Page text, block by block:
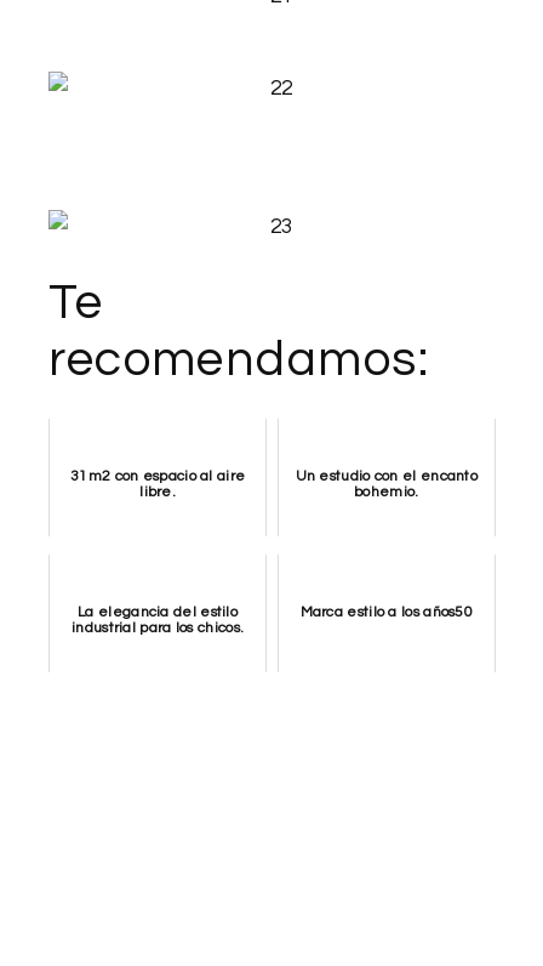
Te
recomendamos:
31m2 con espacio al aire
libre.
Un estudio con el encanto
bohemio.
La elegancia del estilo
industrial para los chicos.
Marca estilo a los años50